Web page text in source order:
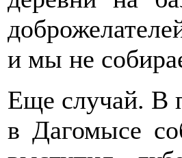
и мы не
Еще случай. В
в Дагомысе